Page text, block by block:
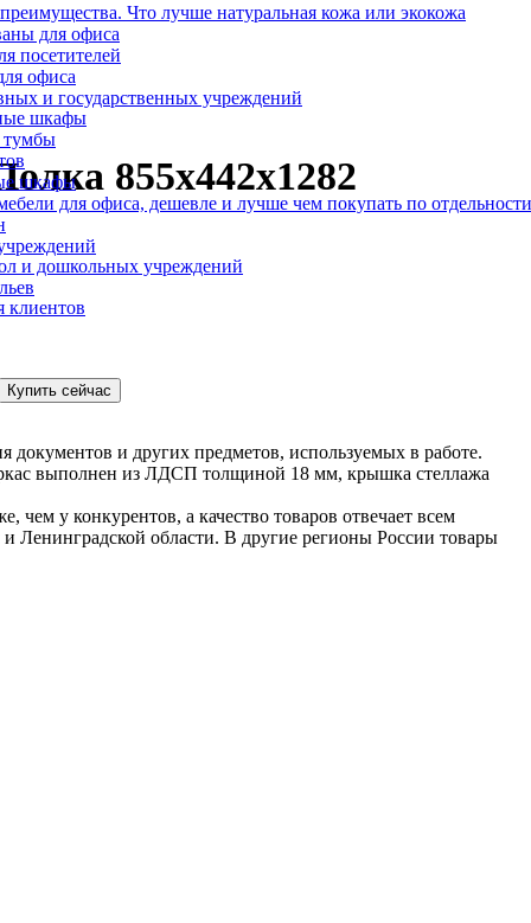
Что лучше натуральная кожа или экокожа
для офиса
посетителей
офиса
и государственных учреждений
шкафы
тумбы
шкафы
для офиса, дешевле и лучше чем покупать по отдельности
и дошкольных учреждений
клиентов
855х442х1282
Купить сейчас
и других предметов, используемых в работе.
выполнен из ЛДСП толщиной 18 мм, крышка стеллажа
у конкурентов, а качество товаров отвечает всем
Ленинградской области. В другие регионы России товары